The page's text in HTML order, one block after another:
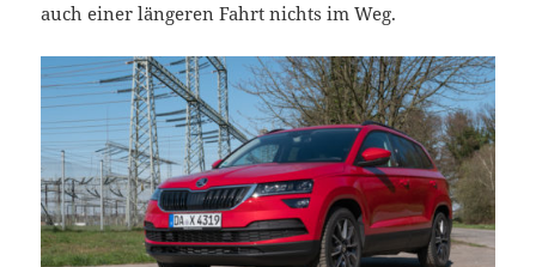
auch einer längeren Fahrt nichts im Weg.